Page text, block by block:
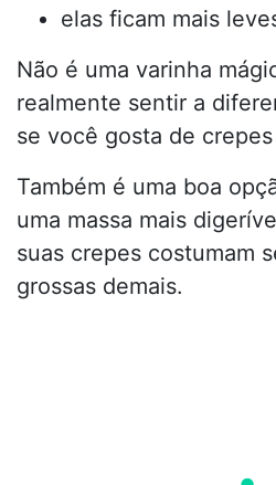
elas ficam mais
Não é uma varinha
realmente sentir a
se você gosta de
Também é uma boa
uma massa mais
suas crepes costumam
grossas demais.